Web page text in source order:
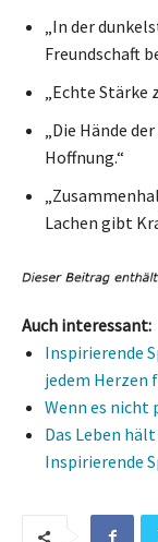
„In der
Freundschaft
„Echte
„Die Hände
Hoffnung.“
Lachen gibt
Auch interessant:
Inspirierende
jedem Herzen
Wenn es nicht
Das Leben
Inspirierende